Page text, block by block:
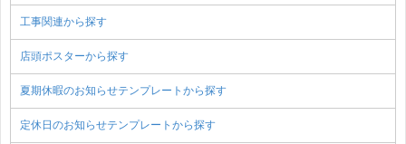
工事関連から探す
店頭ポスターから探す
夏期休暇のお知らせテンプレートから探す
定休日のお知らせテンプレートから探す